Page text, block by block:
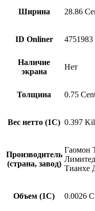
Ширина 28.86
ID Onliner 4751983
Наличие
экрана
Нет
Толщина 0.75
Вес нетто (1С) 0.397
Производитель
(страна, завод)
Гаомон
Тианхе
Объем (1С) 0.0026